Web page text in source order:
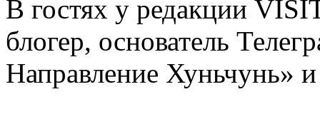
В гостях у редакции
блогер, основатель
Направление Хуньчунь»